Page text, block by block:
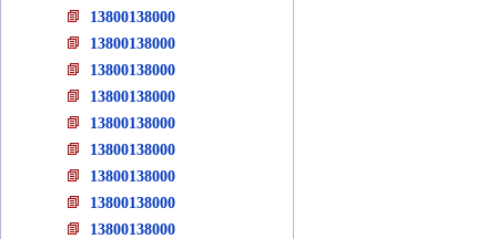
13800138000
13800138000
13800138000
13800138000
13800138000
13800138000
13800138000
13800138000
13800138000